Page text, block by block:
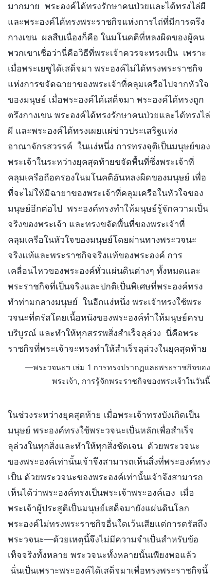
มากมาย พระองค์ได้ทรงรักษาคนป่วยและได้ทรงไล่ผี
และพระองค์ได้ทรงพระราชกิจแห่งการไถ่ที่มีการตรึง
กางเขน ผลสืบเนื่องก็คือ ในมโนคติที่หลงผิดของผู้คน
พวกเขาเชื่อว่านี่คือวิธีที่พระเจ้าควรจะทรงเป็น เพราะ
เมื่อพระเยซูได้เสด็จมา พระองค์ไม่ได้ทรงพระราชกิจ
แห่งการขจัดฉายาของพระเจ้าที่คลุมเครือไปจากหัวใจ
ของมนุษย์ เมื่อพระองค์ได้เสด็จมา พระองค์ได้ทรงถูก
ตรึงกางเขน พระองค์ได้ทรงรักษาคนป่วยและได้ทรงไล่
ผี และพระองค์ได้ทรงเผยแผ่ข่าวประเสริฐแห่ง
อาณาจักรสวรรค์ ในแง่หนึ่ง การทรงจุติเป็นมนุษย์ของ
พระเจ้าในระหว่างยุคสุดท้ายขจัดพื้นที่ซึ่งพระเจ้าที่
คลุมเครือถือครองในมโนคติอันหลงผิดของมนุษย์ เพื่อ
ที่จะไม่ให้มีฉายาของพระเจ้าที่คลุมเครือในหัวใจของ
มนุษย์อีกต่อไป พระองค์ทรงทำให้มนุษย์รู้จักความเป็น
จริงของพระเจ้า และทรงขจัดพื้นที่ของพระเจ้าที่
คลุมเครือในหัวใจของมนุษย์โดยผ่านทางพระวจนะ
จริงแท้และพระราชกิจจริงแท้ของพระองค์ การ
เคลื่อนไหวของพระองค์ทั่วแผ่นดินต่างๆ ทั้งหมดและ
พระราชกิจที่เป็นจริงและปกติเป็นพิเศษที่พระองค์ทรง
ทำท่ามกลางมนุษย์ ในอีกแง่หนึ่ง พระเจ้าทรงใช้พระ
วจนะที่ตรัสโดยเนื้อหนังของพระองค์ทำให้มนุษย์ครบ
บริบูรณ์ และทำให้ทุกสรรพสิ่งสำเร็จลุล่วง นี่คือพระ
ราชกิจที่พระเจ้าจะทรงทำให้สำเร็จลุล่วงในยุคสุดท้าย
—พระวจนะฯ เล่ม 1 การทรงปรากฏและพระราชกิจของ
พระเจ้า, การรู้จักพระราชกิจของพระเจ้าในวันนี้
ในช่วงระหว่างยุคสุดท้าย เมื่อพระเจ้าทรงบังเกิดเป็น
มนุษย์ พระองค์ทรงใช้พระวจนะเป็นหลักเพื่อสำเร็จ
ลุล่วงในทุกสิ่งและทำให้ทุกสิ่งชัดเจน ด้วยพระวจนะ
ของพระองค์เท่านั้นเจ้าจึงสามารถเห็นสิ่งที่พระองค์ทรง
เป็น ด้วยพระวจนะของพระองค์เท่านั้นเจ้าจึงสามารถ
เห็นได้ว่าพระองค์ทรงเป็นพระเจ้าพระองค์เอง เมื่อ
พระเจ้าผู้ประสูติเป็นมนุษย์เสด็จมายังแผ่นดินโลก
พระองค์ไม่ทรงพระราชกิจอื่นใดเว้นเสียแต่การตรัสถึง
พระวจนะ—ด้วยเหตุนี้จึงไม่มีความจำเป็นสำหรับข้อ
เท็จจริงทั้งหลาย พระวจนะทั้งหลายนั้นเพียงพอแล้ว
นั่นเป็นเพราะพระองค์ได้เสด็จมาเพื่อทรงพระราชกิจนี้